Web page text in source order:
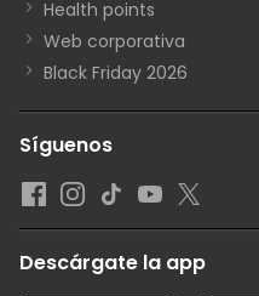
Health points
Web corporativa
Black Friday 2026
Síguenos
Descárgate la app